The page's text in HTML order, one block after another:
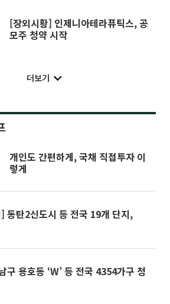
[장외시황] 인제니아테라퓨틱스, 공
모주 청약 시작
더보기
개인도 간편하게, 국채 직접투자 이
렇게
동탄2신도시 등 전국 19개 단지,
구 용호동 ‘W’ 등 전국 4354가구 청